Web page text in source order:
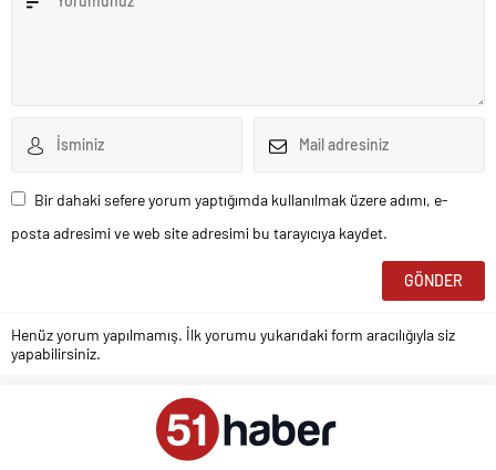
Bir dahaki sefere yorum yaptığımda kullanılmak üzere adımı, e-
posta adresimi ve web site adresimi bu tarayıcıya kaydet.
Henüz yorum yapılmamış. İlk yorumu yukarıdaki form aracılığıyla siz
yapabilirsiniz.